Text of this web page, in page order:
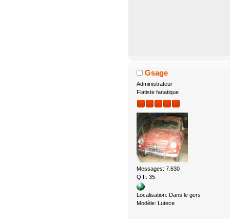
Gsage
Administrateur
Fiatiste fanatique
Messages: 7.630
Q.I.: 35
Localisation: Dans le gers
Modèle: Lutece